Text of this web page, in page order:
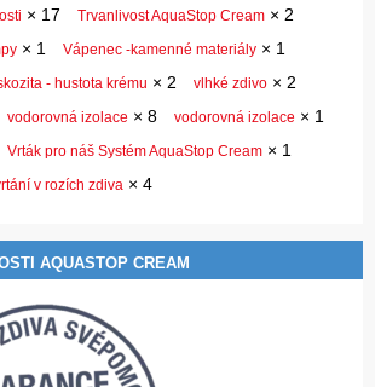
× 17 Trvanlivost AquaStop Cream × 2
× 1 Vápenec -kamenné materiály × 1
- hustota krému × 2 vlhké zdivo × 2
vodorovná izolace × 8 vodorovná izolace × 1
Vrták pro náš Systém AquaStop Cream × 1
v rozích zdiva × 4
AQUASTOP CREAM